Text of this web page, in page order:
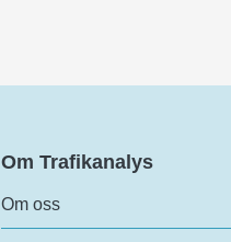
Om Trafikanalys
Om oss